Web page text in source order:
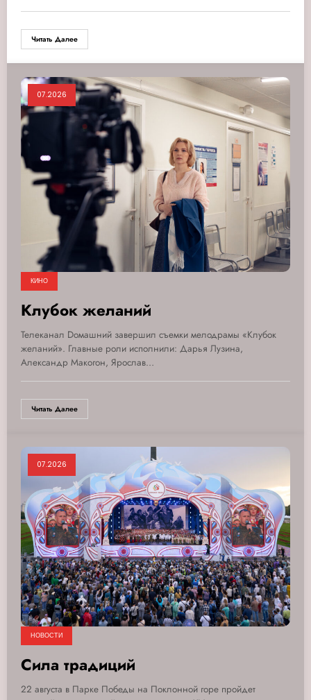
Читать Далее
07.2026
КИНО
Клубок желаний
Телеканал Dомашний завершил съемки мелодрамы «Клубок
желаний». Главные роли исполнили: Дарья Лузина,
Александр Макогон, Ярослав…
Читать Далее
07.2026
НОВОСТИ
Сила традиций
22 августа в Парке Победы на Поклонной горе пройдет